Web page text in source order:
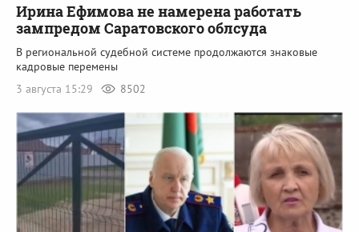
Ирина Ефимова не намерена работать
зампредом Саратовского облсуда
В региональной судебной системе продолжаются знаковые
кадровые перемены
3 августа 15:29
8502